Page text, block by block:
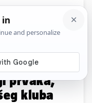
Komentari
mogao
prvaka,
kluba